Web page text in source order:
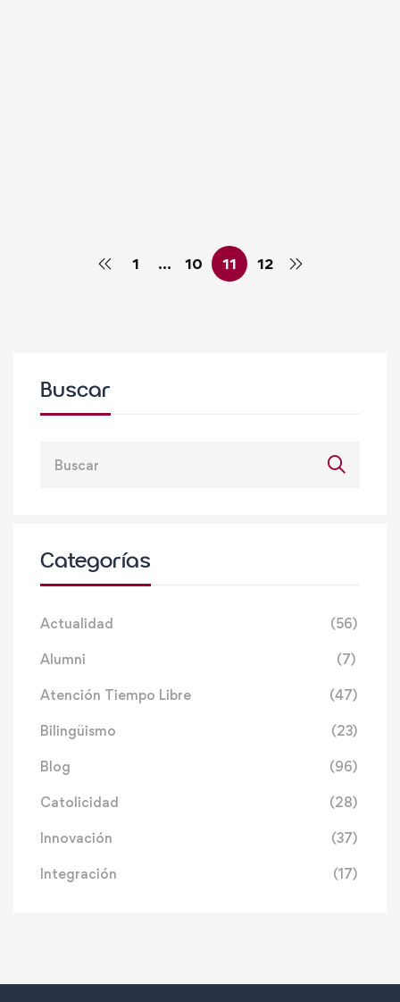
1 … 10 11 12
Buscar
Categorías
Actualidad (56)
Alumni (7)
Atención Tiempo Libre (47)
Bilingüismo (23)
Blog (96)
Catolicidad (28)
Innovación (37)
Integración (17)